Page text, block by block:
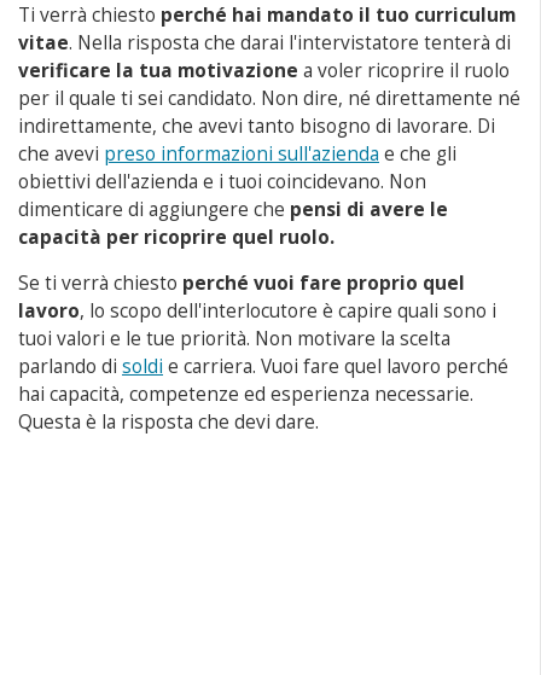
Ti verrà chiesto perché hai mandato il tuo curriculum
vitae. Nella risposta che darai l'intervistatore tenterà di
verificare la tua motivazione a voler ricoprire il ruolo
per il quale ti sei candidato. Non dire, né direttamente né
indirettamente, che avevi tanto bisogno di lavorare. Di
che avevi preso informazioni sull'azienda e che gli
obiettivi dell'azienda e i tuoi coincidevano. Non
dimenticare di aggiungere che pensi di avere le
capacità per ricoprire quel ruolo.
Se ti verrà chiesto perché vuoi fare proprio quel
lavoro, lo scopo dell'interlocutore è capire quali sono i
tuoi valori e le tue priorità. Non motivare la scelta
parlando di soldi e carriera. Vuoi fare quel lavoro perché
hai capacità, competenze ed esperienza necessarie.
Questa è la risposta che devi dare.